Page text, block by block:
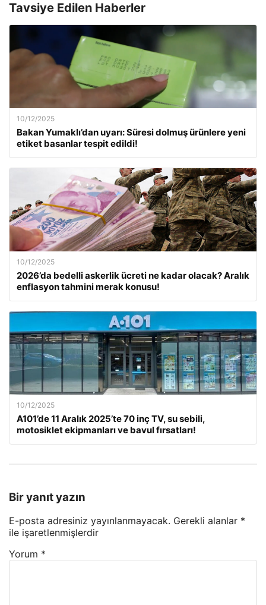
Tavsiye Edilen Haberler
10/12/2025
Bakan Yumaklı’dan uyarı: Süresi dolmuş ürünlere yeni
etiket basanlar tespit edildi!
10/12/2025
2026’da bedelli askerlik ücreti ne kadar olacak? Aralık
enflasyon tahmini merak konusu!
10/12/2025
A101’de 11 Aralık 2025’te 70 inç TV, su sebili,
motosiklet ekipmanları ve bavul fırsatları!
Bir yanıt yazın
E-posta adresiniz yayınlanmayacak. Gerekli alanlar *
ile işaretlenmişlerdir
Yorum *